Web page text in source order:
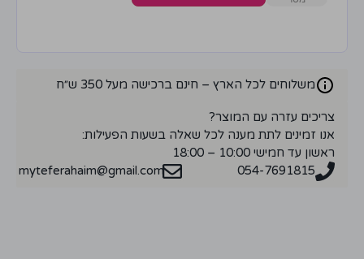
משלוחים לכל הארץ – חינם ברכישה מעל 350 ש״ח
צריכים עזרה עם המוצר?
אנו זמינים לתת מענה לכל שאלה בשעות הפעילות:
ראשון עד חמישי 10:00 – 18:00
054-7691815
myteferahaim@gmail.com